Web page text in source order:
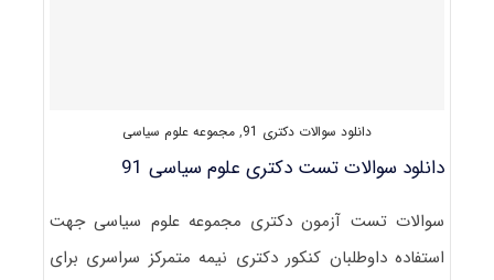
دانلود سوالات دکتری 91 , مجموعه علوم سیاسی
دانلود سوالات تست دکتری علوم سیاسی 91
سوالات تست آزمون دکتری مجموعه علوم سیاسی جهت
استفاده داوطلبان کنکور دکتری نیمه متمرکز سراسری برای